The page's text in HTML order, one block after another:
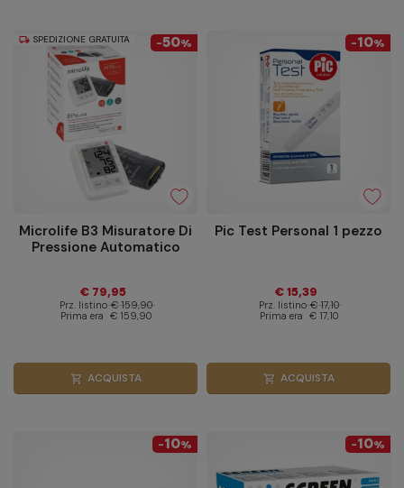
local_shipping SPEDIZIONE GRATUITA -50%
Microlife B3 Misuratore Di
Pressione Automatico
€ 79,95
Prz. listino € 159,90
Prima era € 159,90
shopping_cart ACQUISTA
-10%
Pic Test Personal 1 pezzo
€ 15,39
Prz. listino € 17,10
Prima era € 17,10
shopping_cart ACQUISTA
-10% -10%